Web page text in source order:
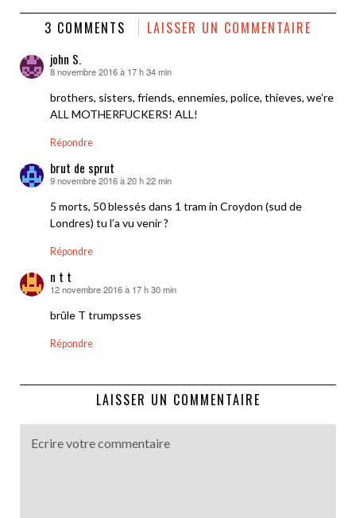
3 COMMENTS LAISSER UN COMMENTAIRE
john S.
dit :
8 novembre 2016 à 17 h 34 min
brothers, sisters, friends, ennemies, police, thieves, we’re
ALL MOTHERFUCKERS! ALL!
Répondre
brut de sprut
dit :
9 novembre 2016 à 20 h 22 min
5 morts, 50 blessés dans 1 tram in Croydon (sud de
Londres) tu l’a vu venir ?
Répondre
n t t
dit :
12 novembre 2016 à 17 h 30 min
brûle T trumpsses
Répondre
LAISSER UN COMMENTAIRE